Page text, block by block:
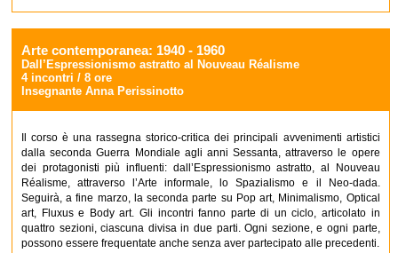
Arte contemporanea: 1940 - 1960
Dall’Espressionismo astratto al Nouveau Réalisme
4 incontri / 8 ore
Insegnante Anna Perissinotto
Il corso è una rassegna storico-critica dei principali avvenimenti artistici
dalla seconda Guerra Mondiale agli anni Sessanta, attraverso le opere
dei protagonisti più influenti: dall’Espressionismo astratto, al Nouveau
Réalisme, attraverso l’Arte informale, lo Spazialismo e il Neo-dada.
Seguirà, a fine marzo, la seconda parte su Pop art, Minimalismo, Optical
art, Fluxus e Body art. Gli incontri fanno parte di un ciclo, articolato in
quattro sezioni, ciascuna divisa in due parti. Ogni sezione, e ogni parte,
possono essere frequentate anche senza aver partecipato alle precedenti.